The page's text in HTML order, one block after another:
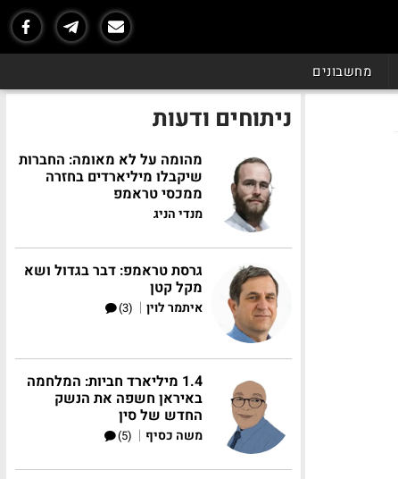
מחשבונים
ניתוחים ודעות
מהומה על לא מאומה: החברות
שיקבלו מיליארדים בחזרה
ממכסי טראמפ
מנדי הניג
גרסת טראמפ: דבר בגדול ושא
מקל קטן
איתמר לוין |
(3)
1.4 מיליארד חביות: המלחמה
באיראן חשפה את הנשק
החדש של סין
משה כסיף |
(5)